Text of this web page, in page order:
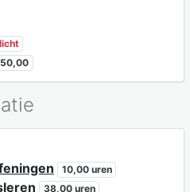
10,00 uren
38,00 uren